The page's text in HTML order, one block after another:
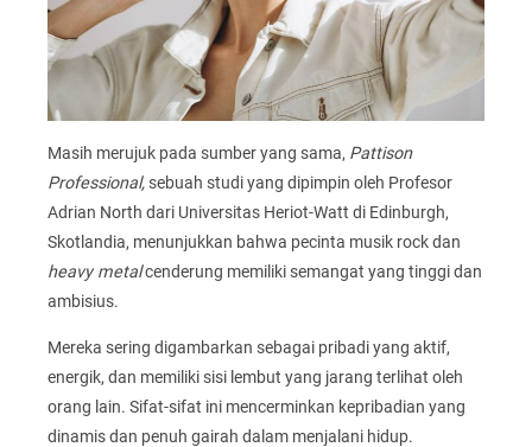
Masih merujuk pada sumber yang sama, Pattison
Professional, sebuah studi yang dipimpin oleh Profesor
Adrian North dari Universitas Heriot-Watt di Edinburgh,
Skotlandia, menunjukkan bahwa pecinta musik rock dan
heavy metalcenderung memiliki semangat yang tinggi dan
ambisius.
Mereka sering digambarkan sebagai pribadi yang aktif,
energik, dan memiliki sisi lembut yang jarang terlihat oleh
orang lain. Sifat-sifat ini mencerminkan kepribadian yang
dinamis dan penuh gairah dalam menjalani hidup.